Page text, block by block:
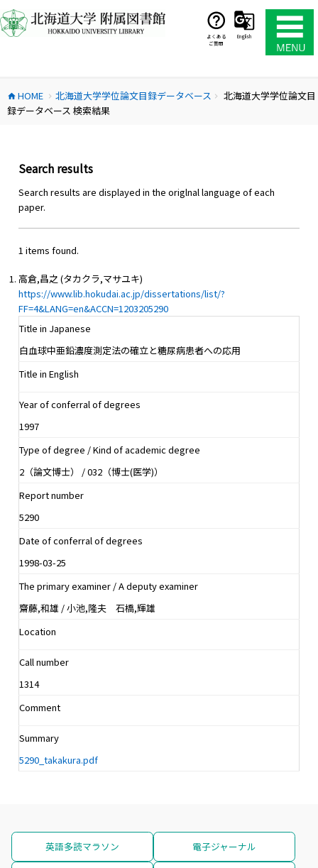
ン
テ
ス
キ
よくある
ご質問
English
home HOME chevron_right 北海道大学学位論文目録データベース chevron_right
北海道大学学位論文目
録データベース 検索結果
Search results
Search results are displayed in the origlnal language of each
paper.
1 items found.
高倉,昌之 (タカクラ,マサユキ)
https://www.lib.hokudai.ac.jp/dissertations/list/?
FF=4&LANG=en&ACCN=1203205290
Title in Japanese
白血球中亜鉛濃度測定法の確立と糖尿病患者への応用
Title in English
Year of conferral of degrees
1997
Type of degree / Kind of academic degree
2（論文博士） / 032（博士(医学)）
Report number
5290
Date of conferral of degrees
1998-03-25
The primary examiner / A deputy examiner
齋藤,和雄 / 小池,隆夫 石橋,輝雄
Location
Call number
1314
Comment
Summary
5290_takakura.pdf
英語多読マラソン 電子ジャーナル